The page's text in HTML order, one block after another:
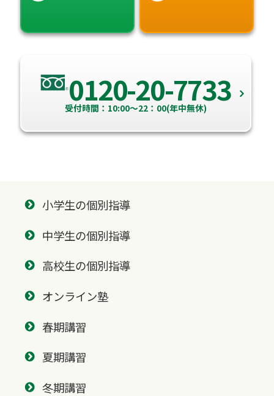
0120-20-7733
受付時間：10:00～22：00(年中無休)
小学生の個別指導
中学生の個別指導
高校生の個別指導
オンライン塾
春期講習
夏期講習
冬期講習